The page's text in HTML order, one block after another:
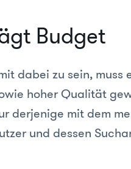
Budget
dabei zu sein, muss
hoher Qualität
derjenige mit dem
und dessen